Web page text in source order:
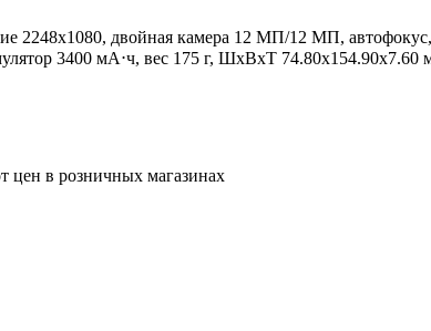
2248x1080, двойная камера 12 МП/12 МП,
3400 мА⋅ч, вес 175 г, ШxВxТ 74.80x154.90x7.60
цен в розничных магазинах